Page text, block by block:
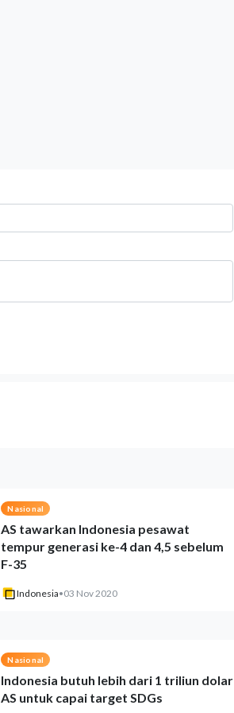
Nasional
AS tawarkan Indonesia pesawat
tempur generasi ke-4 dan 4,5 sebelum
F-35
Indonesia•03 Nov 2020
Nasional
Indonesia butuh lebih dari 1 triliun dolar
AS untuk capai target SDGs